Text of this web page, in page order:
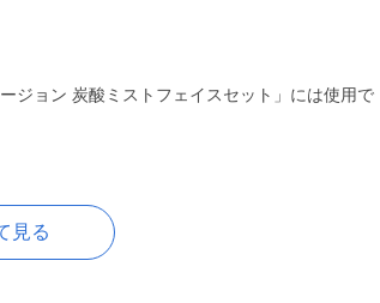
ジョン 炭酸ミストフェイスセット」には使用で
見る